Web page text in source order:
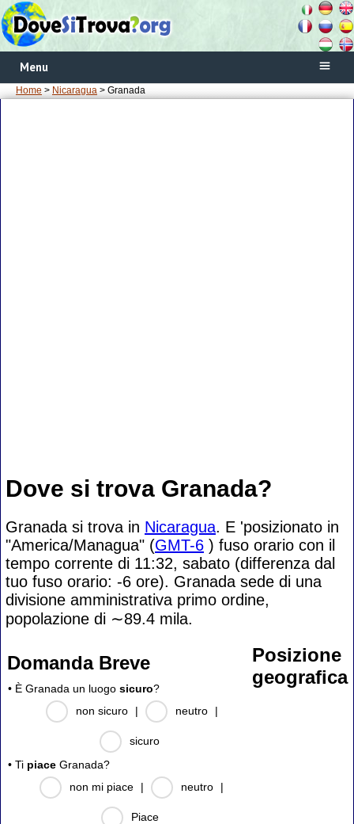
Menu
Home > Nicaragua > Granada
Dove si trova Granada?
Granada si trova in Nicaragua. E 'posizionato in
"America/Managua" (GMT-6 ) fuso orario con il
tempo corrente di 11:32, sabato (differenza dal
tuo fuso orario: -6 ore). Granada sede di una
divisione amministrativa primo ordine,
popolazione di ∼89.4 mila.
Domanda Breve
• È Granada un luogo sicuro?
non sicuro
| neutro |
sicuro
• Ti piace Granada?
non mi piace
| neutro |
Piace
Posizione
geografica